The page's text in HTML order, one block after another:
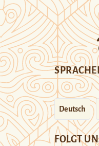
Deutsch
FOLGT